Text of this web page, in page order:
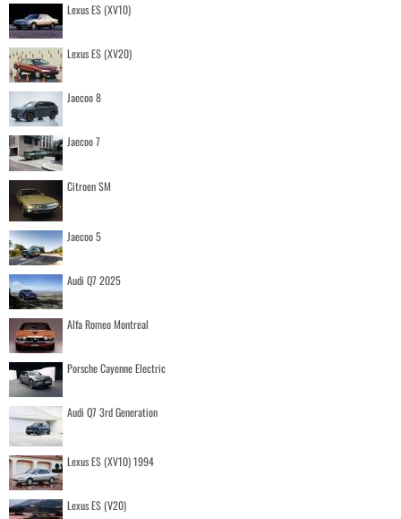
Lexus ES (XV10)
Lexus ES (XV20)
Jaecoo 8
Jaecoo 7
Citroen SM
Jaecoo 5
Audi Q7 2025
Alfa Romeo Montreal
Porsche Cayenne Electric
Audi Q7 3rd Generation
Lexus ES (XV10) 1994
Lexus ES (V20)